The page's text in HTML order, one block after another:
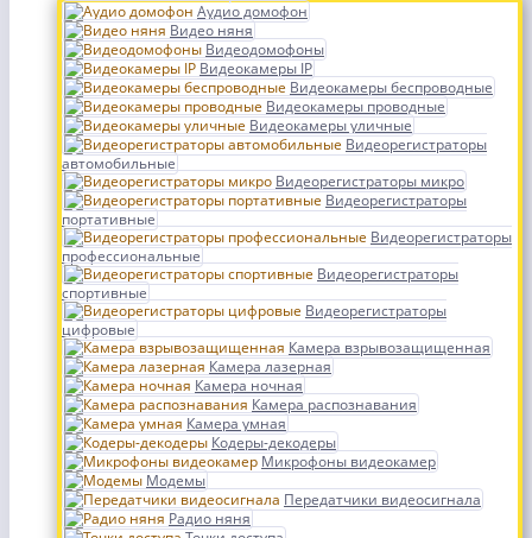
Аудио домофон
Видео няня
Видеодомофоны
Видеокамеры IP
Видеокамеры беспроводные
Видеокамеры проводные
Видеокамеры уличные
Видеорегистраторы
автомобильные
Видеорегистраторы микро
Видеорегистраторы
портативные
Видеорегистраторы
профессиональные
Видеорегистраторы
спортивные
Видеорегистраторы
цифровые
Камера взрывозащищенная
Камера лазерная
Камера ночная
Камера распознавания
Камера умная
Кодеры-декодеры
Микрофоны видеокамер
Модемы
Передатчики видеосигнала
Радио няня